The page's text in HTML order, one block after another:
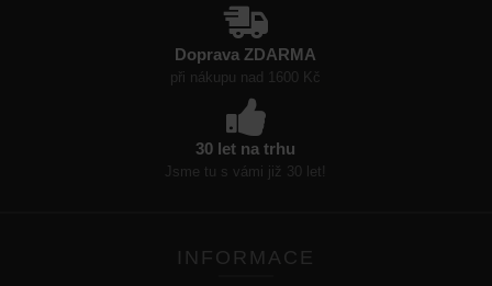
Doprava ZDARMA
při nákupu nad 1600 Kč
30 let na trhu
Jsme tu s vámi již 30 let!
INFORMACE